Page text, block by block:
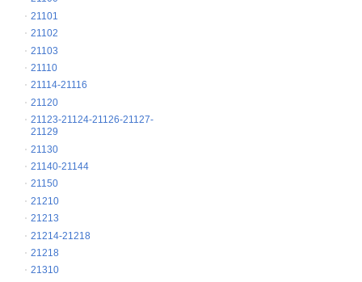
21101
21102
21103
21110
21114-21116
21120
21123-21124-21126-21127-
21129
21130
21140-21144
21150
21210
21213
21214-21218
21218
21310